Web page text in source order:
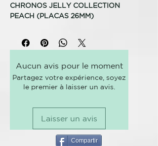
CHRONOS JELLY COLLECTION
PEACH (PLACAS 26MM)
resultados de alta definición
• Incluye exclusivo cofre a juego³
valorado en 35€
El glamour y sostificación que
mereces estas fiestas. La
colección ghd Jelly Beach es el
Aucun avis pour le moment
Partagez votre expérience, soyez
le premier à laisser un avis.
Laisser un avis
Compartir